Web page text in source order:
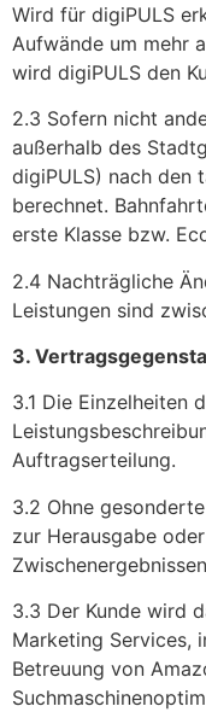
Wird für digiPULS
Aufwände um mehr
wird digiPULS den
2.3 Sofern nicht
außerhalb des
digiPULS) nach den
berechnet.
erste Klasse bzw.
2.4 Nachträgliche
Leistungen sind
3.
3.1 Die Einzelheiten
Auftragserteilung.
3.2 Ohne
zur Herausgabe
3.3 Der Kunde wird
Marketing Services,
Betreuung von